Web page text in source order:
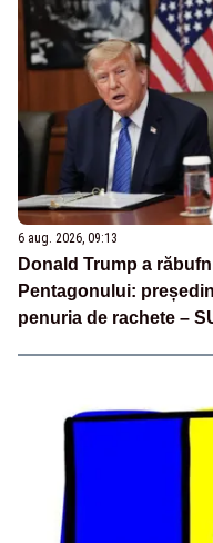
6 aug. 2026, 09:13
Donald Trump a
Pentagonului:
penuria de rachete –